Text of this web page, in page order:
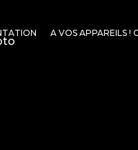
A VOS APPAREILS !